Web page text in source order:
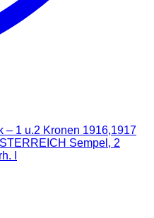
– 1 u.2 Kronen 1916,1917
Sempel, 2
I